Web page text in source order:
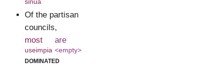
sinua
Of the partisan
councils,
most
useimpia
are
<empty>
dominated